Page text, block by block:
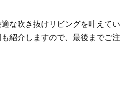
な吹き抜けリビングを叶えてい
紹介しますので、最後までご注